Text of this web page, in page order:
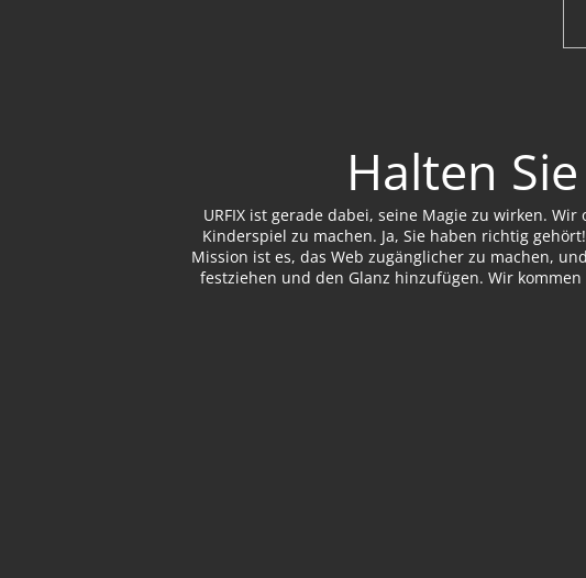
Halten
URFIX ist gerade dabei, seine Magie zu wirken.
Kinderspiel zu machen. Ja, Sie haben richtig
Mission ist es, das Web zugänglicher zu machen,
festziehen und den Glanz hinzufügen. Wir